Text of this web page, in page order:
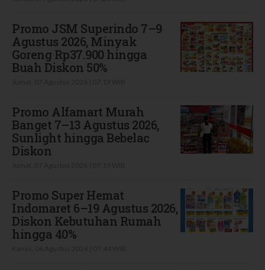
Promo JSM Superindo 7–9
Agustus 2026, Minyak
Goreng Rp37.900 hingga
Buah Diskon 50%
Promo Alfamart Murah
Banget 7–13 Agustus 2026,
Sunlight hingga Bebelac
Diskon
Promo Super Hemat
Indomaret 6–19 Agustus 2026,
Diskon Kebutuhan Rumah
hingga 40%